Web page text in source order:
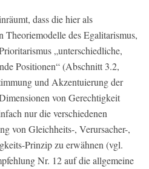
dass die hier als
Theoriemodelle des Egalitarismus,
„unterschiedliche,
Positionen“ (Abschnitt 3.2,
und Akzentuierung der
von Gerechtigkeit
nur die verschiedenen
von Gleichheits-, Verursacher-,
Prinzip zu erwähnen (vgl.
Nr. 12 auf die allgemeine